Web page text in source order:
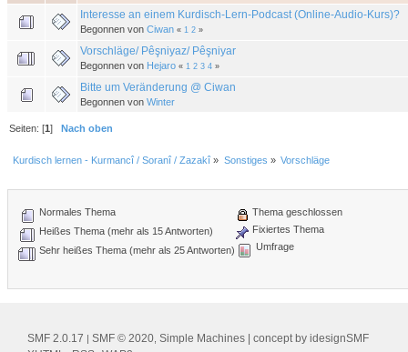
Interesse an einem Kurdisch-Lern-Podcast (Online-Audio-Kurs)?
Begonnen von Ciwan « 1 2 »
Vorschläge/ Pêşniyaz/ Pêşniyar
Begonnen von Hejaro « 1 2 3 4 »
Bitte um Veränderung @ Ciwan
Begonnen von Winter
Seiten: [1]Nach oben
Kurdisch lernen - Kurmancî / Soranî / Zazakî » Sonstiges » Vorschläge
Normales Thema
Heißes Thema (mehr als 15 Antworten)
Sehr heißes Thema (mehr als 25 Antworten)
Thema geschlossen
Fixiertes Thema
Umfrage
SMF 2.0.17 | SMF © 2020 Simple Machines | concept by idesignSMF